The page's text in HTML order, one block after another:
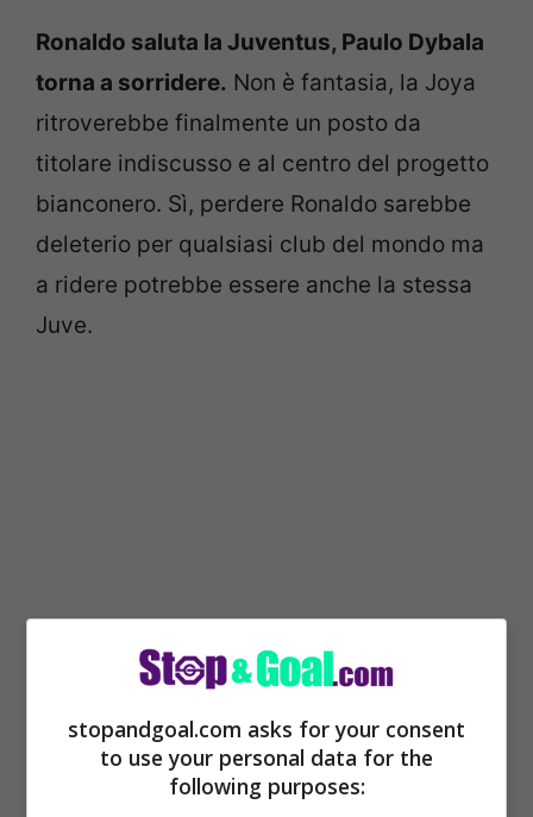
Ronaldo saluta la Juventus, Paulo Dybala
torna a sorridere. Non è fantasia, la Joya
ritroverebbe finalmente un posto da
titolare indiscusso e al centro del progetto
bianconero. Sì, perdere Ronaldo sarebbe
deleterio per qualsiasi club del mondo ma
a ridere potrebbe essere anche la stessa
Juve.
Rinnovare Dybala e rimetterlo al centro
del villaggio significherebbe avere un
futuro certo.L’argentino è nascosto
stopandgoal.com asks for your consent
to use your personal data for the
following purposes: